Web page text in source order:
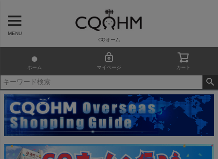
MENU
CQオーム
ホーム マイページ カート